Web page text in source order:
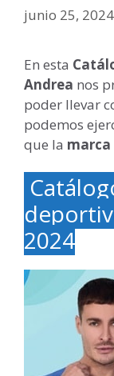
junio 25, 2024
En esta
Andrea nos
poder llevar
podemos
que la
2024